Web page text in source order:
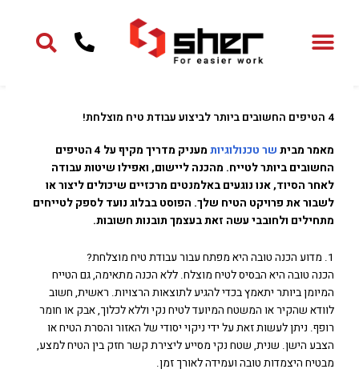
4 הטיפים החשובים ביותר לביצוע עבודת טיח מוצלחת!
מאמר מבית שר טכנולוגיות
מעניק מדריך מקיף על 4 הטיפים
החשובים ביותר לטייח. מהכנה ליישום, ואפילו שיטות עבודה
לאחר הסיוד, אנו נוגעים באלמנטים מרכזיים שיכולים ליצור או
לשבור את פרויקט הטיח שלך. הפוסט בבלוג נועד לספק לטייחים
מתחילים ולחובבי עשה זאת בעצמך תובנות חשובות.
1. מדוע הכנה טובה היא מפתח עבור עבודת טיח מוצלחת?
הכנה טובה היא הבסיס לטיח מוצלח. ללא הכנה מתאימה, גם הטייח
המיומן ביותר יתאמץ בכדי להגיע לתוצאות הרצויות. ראשית, חשוב
לוודא שהקיר או המשטח המיועד לטיח נקי וללא לכלוך, אבק או חומר
רופף. ניתן לעשות זאת על ידי ניקוי יסודי של האזור והסרת הטיח או
הצבע הישן. שנית, שטח נקי מסייע ליצירת קשר חזק בין הטיח למצע,
מבטיח היצמדות טובה ועמידה לאורך זמן.